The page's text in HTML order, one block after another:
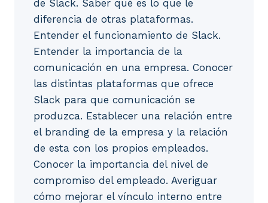
de Slack. Saber qué es lo que le
diferencia de otras plataformas.
Entender el funcionamiento de Slack.
Entender la importancia de la
comunicación en una empresa. Conocer
las distintas plataformas que ofrece
Slack para que comunicación se
produzca. Establecer una relación entre
el branding de la empresa y la relación
de esta con los propios empleados.
Conocer la importancia del nivel de
compromiso del empleado. Averiguar
cómo mejorar el vínculo interno entre